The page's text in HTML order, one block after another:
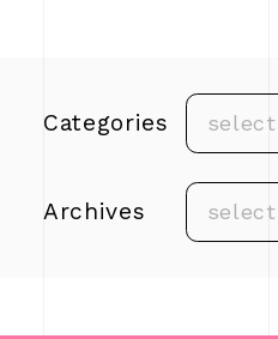
Categories select
Archives select